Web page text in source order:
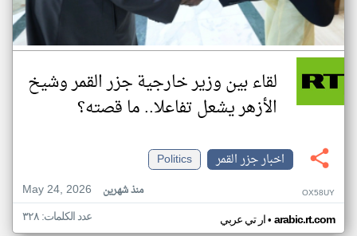
لقاء بين وزير خارجية جزر القمر وشيخ
الأزهر يشعل تفاعلا.. ما قصته؟
اخبار جزر القمر
Politics
May 24, 2026
منذ شهرين OX58UY
ار تي عربي• arabic.rt.com عدد الكلمات: ٣٢٨